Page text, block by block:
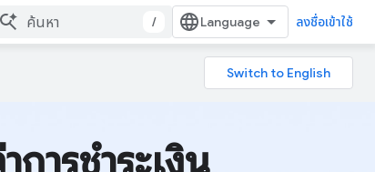
/ ลงชื่อเข้าใช้